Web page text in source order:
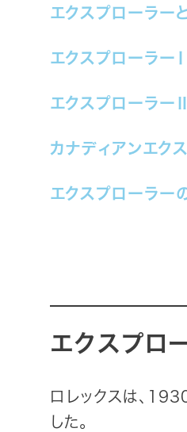
エクスプローラー
エクスプローラーⅠ
エクスプローラーⅡ
カナディアンエク
エクスプローラー
エクスプロ
ロレックスは、
した。